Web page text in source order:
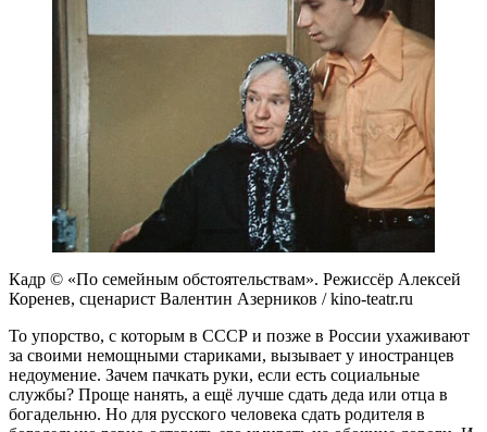
Кадр © «По семейным обстоятельствам». Режиссёр Алексей
Коренев, сценарист Валентин Азерников / kino-teatr.ru
То упорство, с которым в СССР и позже в России ухаживают
за своими немощными стариками, вызывает у иностранцев
недоумение. Зачем пачкать руки, если есть социальные
службы? Проще нанять, а ещё лучше сдать деда или отца в
богадельню. Но для русского человека сдать родителя в